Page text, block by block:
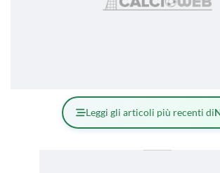
Leggi gli articoli più recenti di